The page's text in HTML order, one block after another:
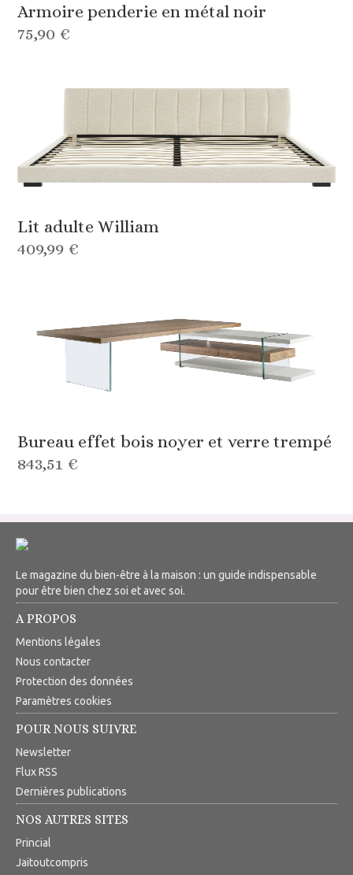
Armoire penderie en métal noir
75,90 €
Lit adulte William
409,99 €
Bureau effet bois noyer et verre trempé
843,51 €
Le magazine du bien-être à la maison : un guide indispensable
pour être bien chez soi et avec soi.
A PROPOS
Mentions légales
Nous contacter
Protection des données
Paramètres cookies
POUR NOUS SUIVRE
Newsletter
Flux RSS
Dernières publications
NOS AUTRES SITES
Princial
Jaitoutcompris